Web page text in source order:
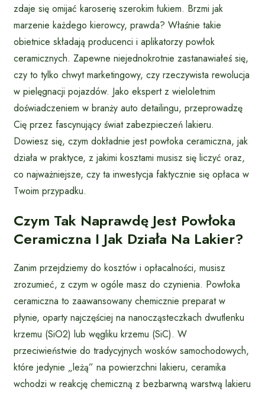
zdaje się omijać karoserię szerokim łukiem. Brzmi jak
marzenie każdego kierowcy, prawda? Właśnie takie
obietnice składają producenci i aplikatorzy powłok
ceramicznych. Zapewne niejednokrotnie zastanawiałeś się,
czy to tylko chwyt marketingowy, czy rzeczywista rewolucja
w pielęgnacji pojazdów. Jako ekspert z wieloletnim
doświadczeniem w branży auto detailingu, przeprowadzę
Cię przez fascynujący świat zabezpieczeń lakieru.
Dowiesz się, czym dokładnie jest powłoka ceramiczna, jak
działa w praktyce, z jakimi kosztami musisz się liczyć oraz,
co najważniejsze, czy ta inwestycja faktycznie się opłaca w
Twoim przypadku.
Czym Tak Naprawdę Jest Powłoka
Ceramiczna I Jak Działa Na Lakier?
Zanim przejdziemy do kosztów i opłacalności, musisz
zrozumieć, z czym w ogóle masz do czynienia. Powłoka
ceramiczna to zaawansowany chemicznie preparat w
płynie, oparty najczęściej na nanocząsteczkach dwutlenku
krzemu (SiO2) lub węgliku krzemu (SiC). W
przeciwieństwie do tradycyjnych wosków samochodowych,
które jedynie „leżą” na powierzchni lakieru, ceramika
wchodzi w reakcję chemiczną z bezbarwną warstwą lakieru